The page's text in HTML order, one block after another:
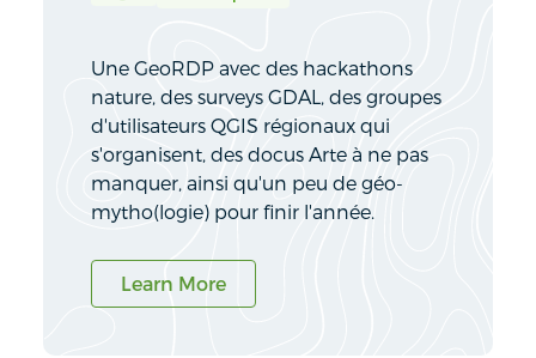
Une GeoRDP avec des hackathons
nature, des surveys GDAL, des groupes
d'utilisateurs QGIS régionaux qui
s'organisent, des docus Arte à ne pas
manquer, ainsi qu'un peu de géo-
mytho(logie) pour finir l'année.
Learn More